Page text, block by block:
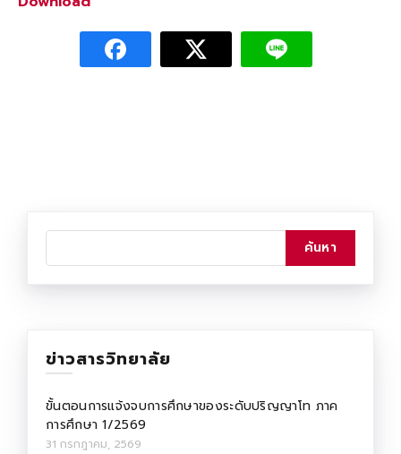
ข่าวสารวิทยาลัย
ขั้นตอนการแจ้งจบการศึกษาของระดับปริญญาโท ภาค
การศึกษา 1/2569
31 กรกฎาคม, 2569